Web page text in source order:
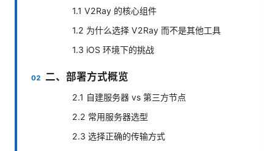
1.1 V2Ray 的核心组件
1.2 为什么选择 V2Ray 而不是其他工具
1.3 iOS 环境下的挑战
二、部署方式概览
2.1 自建服务器 vs 第三方节点
2.2 常用服务器选型
2.3 选择正确的传输方式